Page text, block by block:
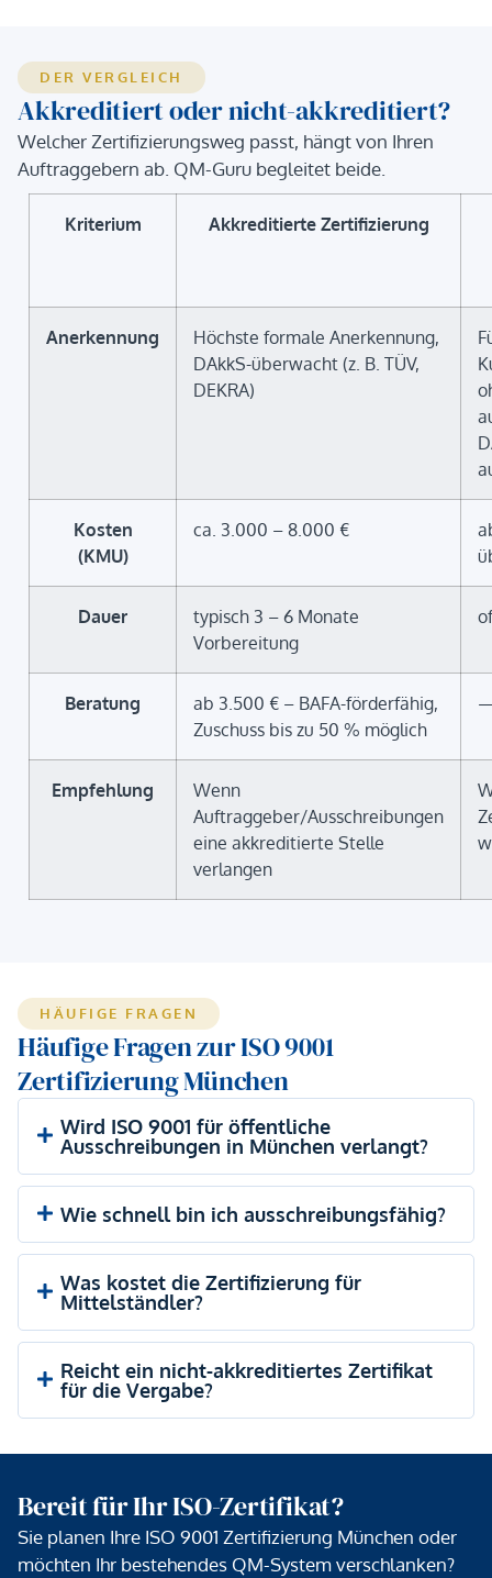
DER VERGLEICH
Akkreditiert oder nicht-akkreditiert?
Welcher Zertifizierungsweg passt, hängt von Ihren
Auftraggebern ab. QM-Guru begleitet beide.
Kriterium Akkreditierte Zertifizierung
Anerkennung
Höchste formale Anerkennung,
DAkkS-überwacht (z. B. TÜV,
DEKRA)
Kosten
(KMU)
ca. 3.000 – 8.000 €
Dauer
typisch 3 – 6 Monate
Vorbereitung
Beratung
ab 3.500 € – BAFA-förderfähig,
Zuschuss bis zu 50 % möglich
Empfehlung
Wenn
Auftraggeber/Ausschreibungen
eine akkreditierte Stelle
verlangen
HÄUFIGE FRAGEN
Häufige Fragen zur ISO 9001
Zertifizierung München
Wird ISO 9001 für öffentliche
Ausschreibungen in München verlangt?
Wie schnell bin ich ausschreibungsfähig?
Was kostet die Zertifizierung für
Mittelständler?
Reicht ein nicht-akkreditiertes Zertifikat
für die Vergabe?
Bereit für Ihr ISO-Zertifikat?
Sie planen Ihre ISO 9001 Zertifizierung München oder
möchten Ihr bestehendes QM-System verschlanken?